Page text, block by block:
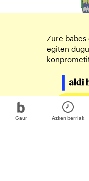
Gaur Azken berriak
Zure
egiten